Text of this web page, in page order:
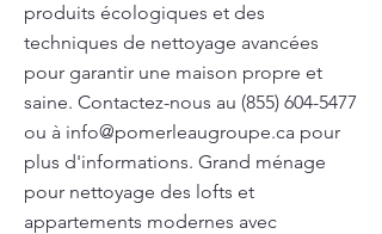
produits écologiques et des
techniques de nettoyage avancées
pour garantir une maison propre et
saine. Contactez-nous au (855) 604-5477
ou à info@pomerleaugroupe.ca pour
plus d'informations. Grand ménage
pour nettoyage des lofts et
appartements modernes avec